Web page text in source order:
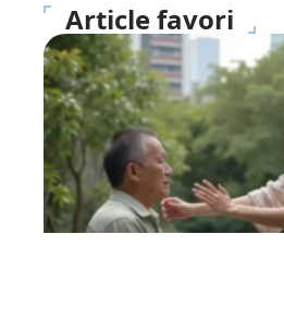
Article favori